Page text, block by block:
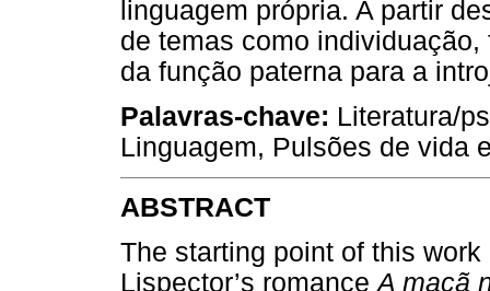
linguagem própria. A partir
de temas como
da função paterna para a
Palavras-chave: Literatura/
Linguagem, Pulsões de vida
ABSTRACT
The starting point of this
Lispector’s romanceA maçã